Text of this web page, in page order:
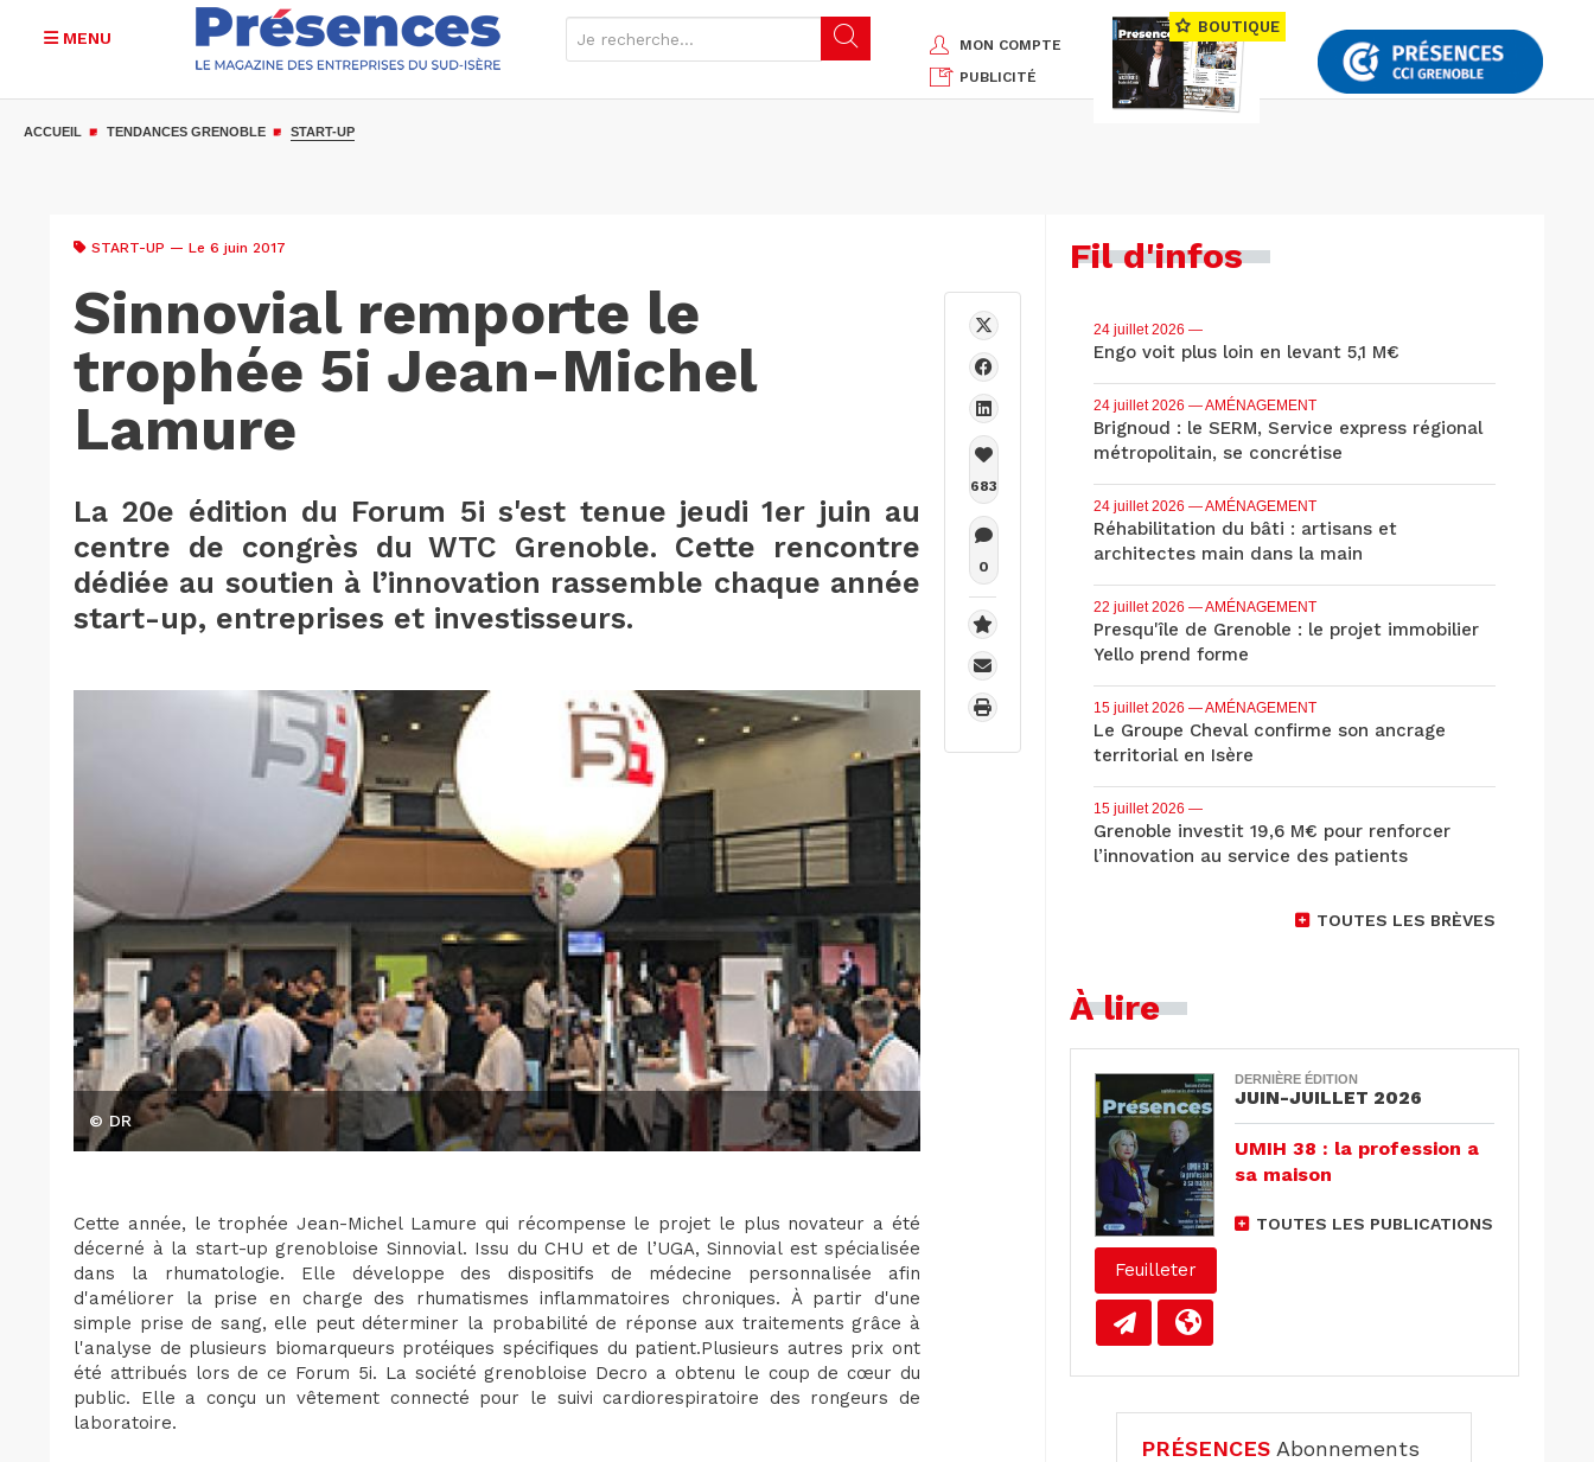
MENU
MON COMPTE
PUBLICITÉ
BOUTIQUE
ACCUEIL TENDANCES GRENOBLE START-UP
START-UP — Le 6 juin 2017
Sinnovial remporte le
trophée 5i Jean-Michel
Lamure
La 20e édition du Forum 5i s'est tenue jeudi 1er juin au
centre de congrès du WTC Grenoble. Cette rencontre
dédiée au soutien à l’innovation rassemble chaque année
start-up, entreprises et investisseurs.
© DR
Cette année, le trophée Jean-Michel Lamure qui récompense le projet le plus novateur a été
décerné à la start-up grenobloise Sinnovial. Issu du CHU et de l’UGA, Sinnovial est spécialisée
dans la rhumatologie. Elle développe des dispositifs de médecine personnalisée afin
d'améliorer la prise en charge des rhumatismes inflammatoires chroniques. À partir d'une
simple prise de sang, elle peut déterminer la probabilité de réponse aux traitements grâce à
l'analyse de plusieurs biomarqueurs protéiques spécifiques du patient.Plusieurs autres prix ont
été attribués lors de ce Forum 5i. La société grenobloise Decro a obtenu le coup de cœur du
public. Elle a conçu un vêtement connecté pour le suivi cardiorespiratoire des rongeurs de
laboratoire.
683
0
Fil d'infos
24 juillet 2026 —
Engo voit plus loin en levant 5,1 M€
24 juillet 2026 — AMÉNAGEMENT
Brignoud : le SERM, Service express régional
métropolitain, se concrétise
24 juillet 2026 — AMÉNAGEMENT
Réhabilitation du bâti : artisans et
architectes main dans la main
22 juillet 2026 — AMÉNAGEMENT
Presqu'île de Grenoble : le projet immobilier
Yello prend forme
15 juillet 2026 — AMÉNAGEMENT
Le Groupe Cheval confirme son ancrage
territorial en Isère
15 juillet 2026 —
Grenoble investit 19,6 M€ pour renforcer
l’innovation au service des patients
TOUTES LES BRÈVES
À lire
Feuilleter
DERNIÈRE ÉDITION
JUIN-JUILLET 2026
UMIH 38 : la profession a
sa maison
TOUTES LES PUBLICATIONS
PRÉSENCES Abonnements